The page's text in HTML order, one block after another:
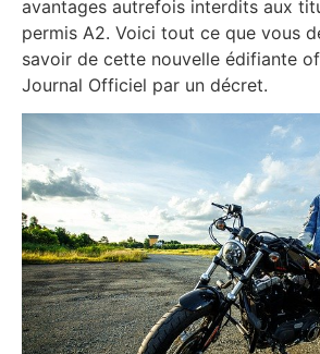
avantages autrefois interdits aux
permis A2. Voici tout ce que vous
savoir de cette nouvelle édifiante
Journal Officiel par un décret.